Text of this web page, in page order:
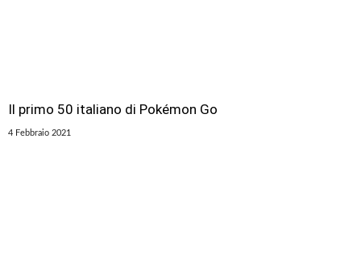
Il primo 50 italiano di Pokémon Go
4 Febbraio 2021